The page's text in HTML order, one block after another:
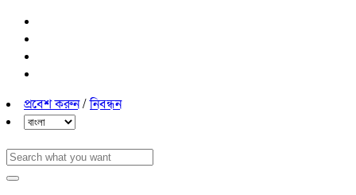
প্রবেশ করুন/নিবন্ধন